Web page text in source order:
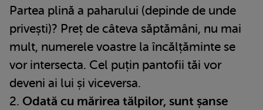
Partea plină a paharului (depinde de unde
privești)? Preț de câteva săptămâni, nu mai
mult, numerele voastre la încălțăminte se
vor intersecta. Cel puțin pantofii tăi vor
deveni ai lui și viceversa.
2. Odată cu mărirea tălpilor, sunt șanse